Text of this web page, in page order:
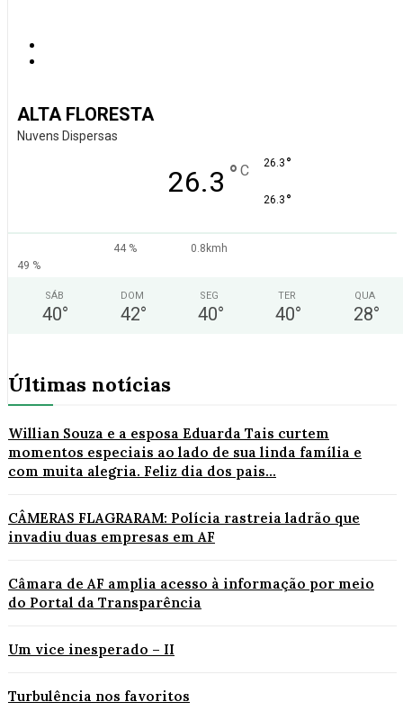
ALTA FLORESTA
Nuvens Dispersas
26.3 ° C 26.3 °
26.3 °
44 %
0.8kmh
49 %
SÁB
40°
DOM
42°
SEG
40°
TER
40°
QUA
28°
Últimas notícias
Willian Souza e a esposa Eduarda Tais curtem
momentos especiais ao lado de sua linda família e
com muita alegria. Feliz dia dos pais...
CÂMERAS FLAGRARAM: Polícia rastreia ladrão que
invadiu duas empresas em AF
Câmara de AF amplia acesso à informação por meio
do Portal da Transparência
Um vice inesperado – II
Turbulência nos favoritos